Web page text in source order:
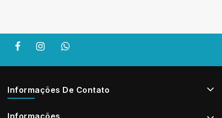
Informações De Contato